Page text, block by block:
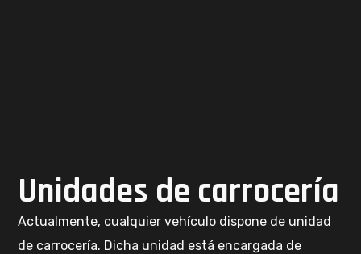
Unidades de carrocería
Actualmente, cualquier vehículo dispone de unidad
de carrocería. Dicha unidad está encargada de